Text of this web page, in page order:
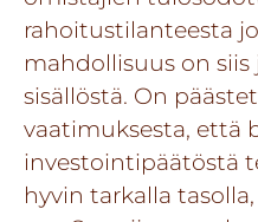
rahoitustilanteesta
mahdollisuus on
sisällöstä. On
vaatimuksesta, että
investointipäätöstä
hyvin tarkalla